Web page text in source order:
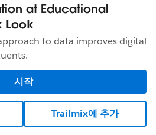
at Educational
Look
to data improves digital
시작
Trailmix에 추가